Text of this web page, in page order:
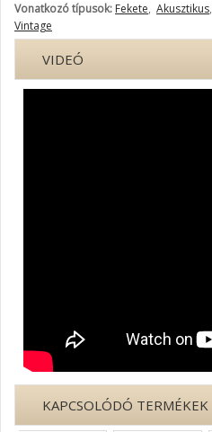
Vonatkozó típusok: Fekete, Akusztikus,
Vintage
VIDEÓ
KAPCSOLÓDÓ TERMÉKEK